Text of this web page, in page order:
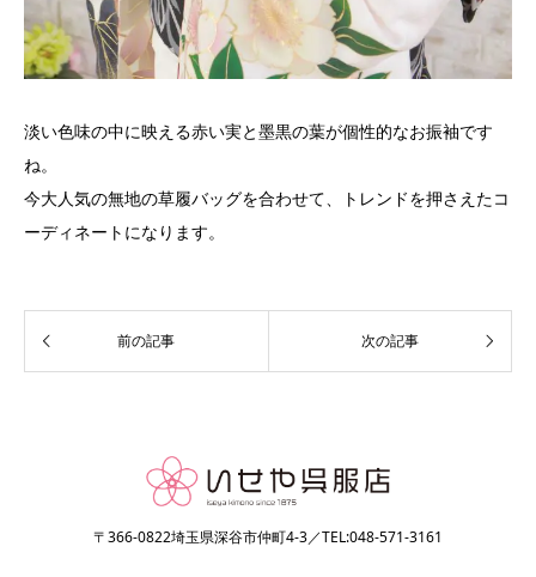
淡い色味の中に映える赤い実と墨黒の葉が個性的なお振袖です
ね。
今大人気の無地の草履バッグを合わせて、トレンドを押さえたコ
ーディネートになります。
〒366-0822埼玉県深谷市仲町4-3／TEL:048-571-3161